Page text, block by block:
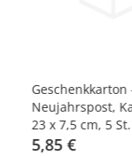
-40%
Geschenkkarton -
Neujahrspost,
23 x 7,5 cm, 5 St.
5,85 €